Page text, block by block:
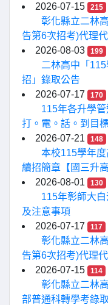
2026-07-15
215
彰化縣立二林
告第6次招考)代理
2026-08-03
199
二林高中「
招」錄取公告
2026-07-17
170
115年各升學
打。電。話。到目
2026-07-21
148
本校115學年
續招簡章【國三升
2026-08-01
130
115年彰師大
及注意事項
2026-07-17
117
彰化縣立二林
告第6次招考)代理
2026-07-15
114
彰化縣立二林
部普通科轉學考錄